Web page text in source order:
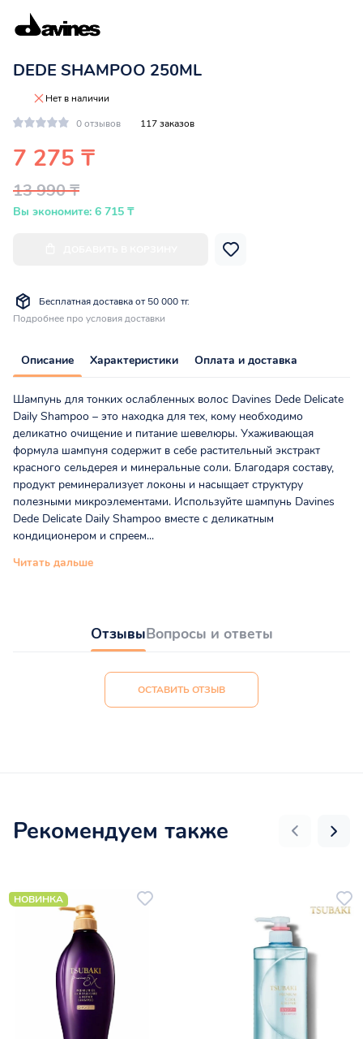
DEDE SHAMPOO 250ML
Нет в наличии
0 отзывов
117 заказов
7 275 ₸
13 990 ₸
Вы экономите: 6 715 ₸
Бесплатная доставка от 50 000 тг.
Подробнее про условия доставки
Описание Характеристики Оплата и доставка
Шампунь для тонких ослабленных волос Davines Dede Delicate
Daily Shampoo – это находка для тех, кому необходимо
деликатно очищение и питание шевелюры. Ухаживающая
формула шампуня содержит в себе растительный экстракт
красного сельдерея и минеральные соли. Благодаря составу,
продукт реминерализует локоны и насыщает структуру
полезными микроэлементами. Используйте шампунь Davines
Dede Delicate Daily Shampoo вместе с деликатным
кондиционером и спреем...
Читать дальше
ОтзывыВопросы и ответы
ОСТАВИТЬ ОТЗЫВ
Рекомендуем также
НОВИНКА